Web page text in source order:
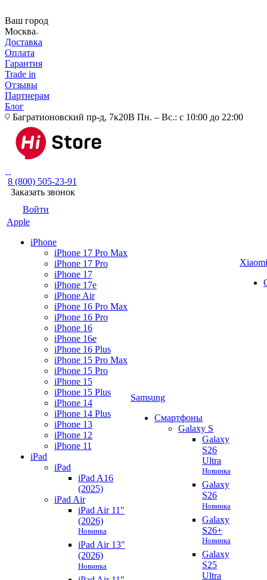
Ваш город
Москва
Доставка
Оплата
Гарантия
Trade in
Отзывы
Партнерам
Блог
Багратионовский пр-д, 7к20В Пн. – Вс.: с 10:00 до 22:00
8 (800) 505-23-91
Заказать звонок
Войти
Apple
iPhone
iPhone 17 Pro Max
iPhone 17 Pro
iPhone 17
iPhone 17e
iPhone Air
iPhone 16 Pro Max
iPhone 16 Pro
iPhone 16
iPhone 16e
iPhone 16 Plus
iPhone 15 Pro Max
iPhone 15 Pro
iPhone 15
iPhone 15 Plus
iPhone 14
iPhone 14 Plus
iPhone 13
iPhone 12
iPhone 11
iPad
iPad
iPad A16
(2025)
iPad Air
iPad Air 11"
(2026)
Новинка
iPad Air 13"
(2026)
Новинка
Samsung
Смартфоны
Galaxy S
Galaxy
S26
Ultra
Новинка
Galaxy
S26
Новинка
Galaxy
S26+
Новинка
Galaxy
S25
Ultra
Xiaomi